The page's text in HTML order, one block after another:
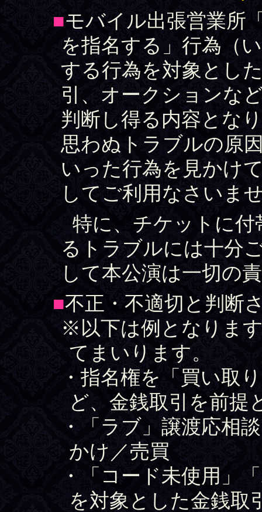
■モバイル出張営業所
を指名する」行為（
する行為を対象とし
引、オークションな
判断し得る内容とな
思わぬトラブルの原
いった行為を見かけ
してご利用なさいま
特に、チケットに付
るトラブルには十分
して本公演は一切の
■不正・不適切と判断
※以下は例となりま
てまいります。
・指名権を「買い取
ど、金銭取引を前提
・「ラブ」譲渡応相
かけ／売買
・「コード未使用」
を対象とした金銭取